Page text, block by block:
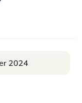
2024